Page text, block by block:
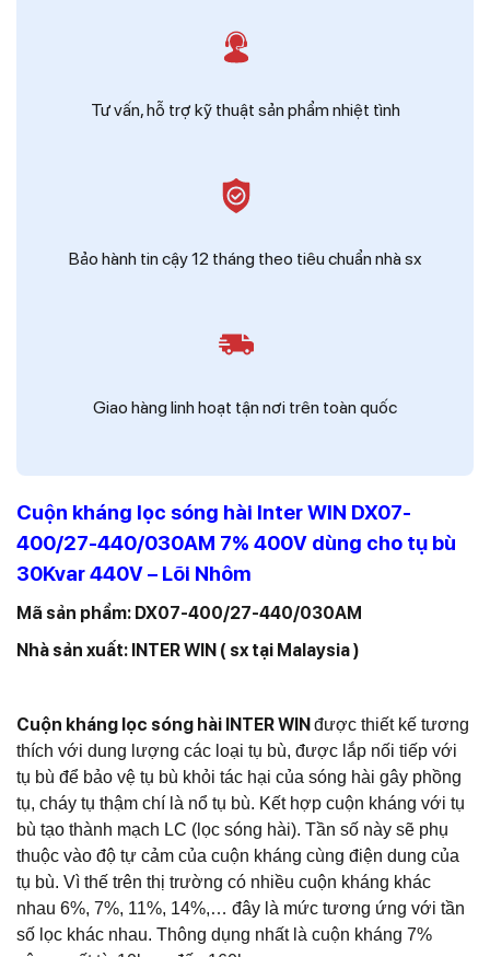
Tư vấn, hỗ trợ kỹ thuật sản phẩm nhiệt tình
Bảo hành tin cậy 12 tháng theo tiêu chuẩn nhà sx
Giao hàng linh hoạt tận nơi trên toàn quốc
Cuộn kháng lọc sóng hài Inter WIN DX07-
400/27-440/030AM 7% 400V dùng cho tụ bù
30Kvar 440V – Lõi Nhôm
Mã sản phẩm: DX07-400/27-440/030AM
Nhà sản xuất: INTER WIN ( sx tại Malaysia )
Cuộn kháng lọc sóng hài INTER WINđược thiết kế tương
thích với dung lượng các loại tụ bù, được lắp nối tiếp với
tụ bù để bảo vệ tụ bù khỏi tác hại của sóng hài gây phồng
tụ, cháy tụ thậm chí là nổ tụ bù. Kết hợp cuộn kháng với tụ
bù tạo thành mạch LC (lọc sóng hài). Tần số này sẽ phụ
thuộc vào độ tự cảm của cuộn kháng cùng điện dung của
tụ bù. Vì thế trên thị trường có nhiều cuộn kháng khác
nhau 6%, 7%, 11%, 14%,… đây là mức tương ứng với tần
số lọc khác nhau. Thông dụng nhất là cuộn kháng 7%